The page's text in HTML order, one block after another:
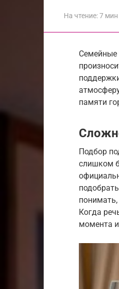
На чтение:7 мин
Семейные
памяти
Подбор
слишком
понимать,
Когда
момента